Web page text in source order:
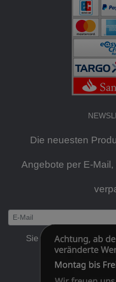
Die neuesten
Angebote per E-
Sie können den